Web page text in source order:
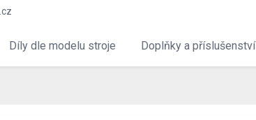
Díly dle modelu stroje Doplňky a příslušenství